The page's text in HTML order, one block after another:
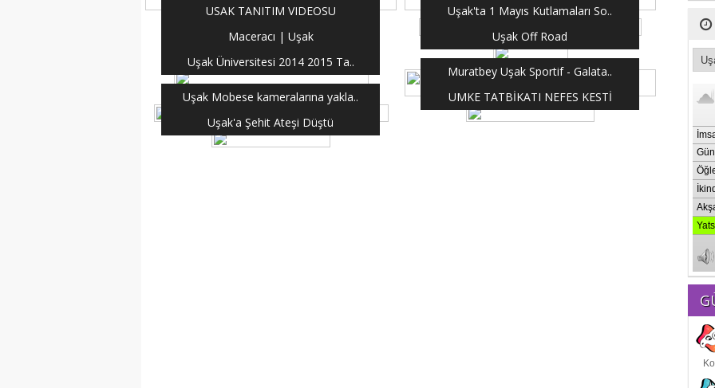
USAK TANITIM VIDEOSU
Uşak'ta 1 Mayıs Kutlamaları So..
Maceracı | Uşak
Uşak Off Road
Uşak Üniversitesi 2014 2015 Ta..
Muratbey Uşak Sportif - Galata..
Uşak Mobese kameralarına yakla..
UMKE TATBİKATI NEFES KESTİ
Uşak'a Şehit Ateşi Düştü